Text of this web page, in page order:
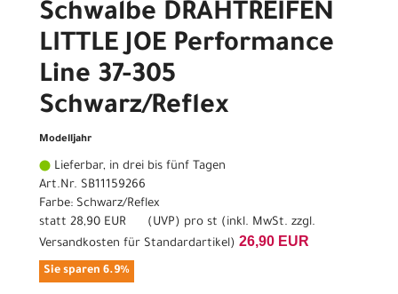
Schwalbe DRAHTREIFEN
LITTLE JOE Performance
Line 37-305
Schwarz/Reflex
Modelljahr
Lieferbar, in drei bis fünf Tagen
Art.Nr. SB11159266
Farbe: Schwarz/Reflex
statt 28,90 EUR ( UVP) pro st (inkl. MwSt. zzgl.
Versandkosten für Standardartikel) 26,90 EUR
Sie sparen 6.9%